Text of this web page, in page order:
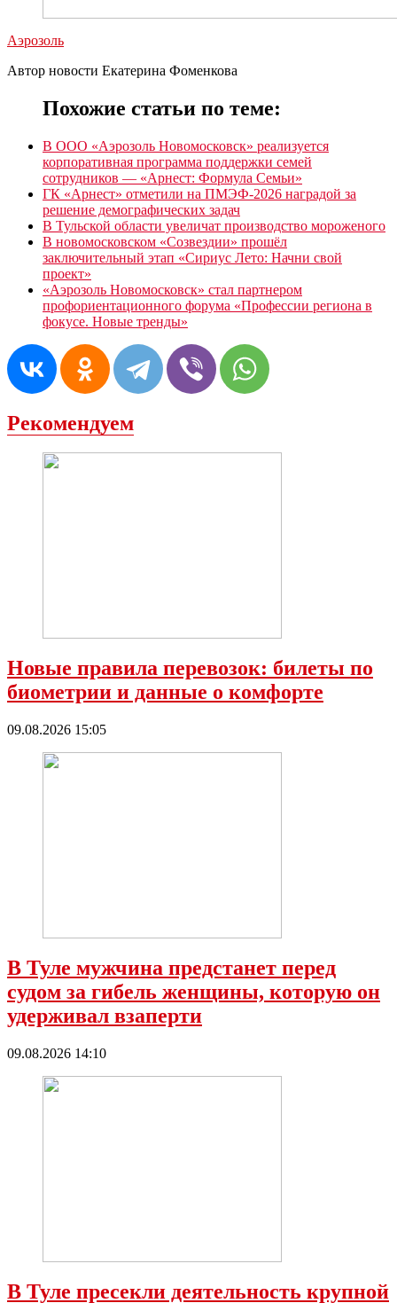
Аэрозоль
Автор новости Екатерина Фоменкова
Похожие статьи по теме:
В ООО «Аэрозоль Новомосковск» реализуется
корпоративная программа поддержки семей
сотрудников — «Арнест: Формула Семьи»
ГК «Арнест» отметили на ПМЭФ-2026 наградой за
решение демографических задач
В Тульской области увеличат производство мороженого
В новомосковском «Созвездии» прошёл
заключительный этап «Сириус Лето: Начни свой
проект»
«Аэрозоль Новомосковск» стал партнером
профориентационного форума «Профессии региона в
фокусе. Новые тренды»
Рекомендуем
Новые правила перевозок: билеты по
биометрии и данные о комфорте
09.08.2026 15:05
В Туле мужчина предстанет перед
судом за гибель женщины, которую он
удерживал взаперти
09.08.2026 14:10
В Туле пресекли деятельность крупной